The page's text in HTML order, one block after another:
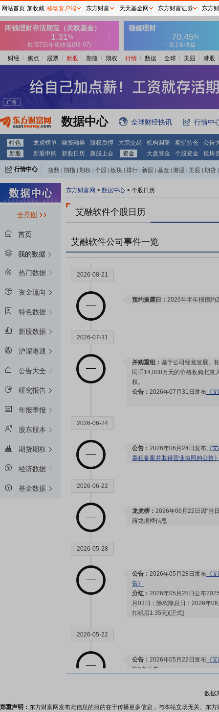
财经 焦点 股票 新股 期指 期权 行情 数据 全球 美股 港股
数据中心 全球财经快讯 行情中
特色 龙虎榜单 融资融券 股权质押 大宗交易 机构调研 期指持仓
公告
新股
新股申购 新股日历 新股上会 资金 大盘资金 个股资金 板块
行情中心 指数 期指 期权 个股 板块 排行 新股 基金 港股 美股 期货
全景图
首页
我的数据
热门数据
资金流向
特色数据
新股数据
沪深港通
公告大全
研究报告
年报季报
股东股本
期货期权
经济数据
基金数据
东方财富网 > 数据中心 > 个股日历
艾融软件个股日历
艾融软件公司事件一览
2026-08-21
预约披露日： 2026年半年报预约
2026-07-31
并购重组： 基于公司经营发展、
民币14,000万元的价格收购北京
权。
公告： 2026年07月31日发布 《
2026-06-24
公告： 2026年06月24日发布 《
章程备案并取得营业执照的公告
2026-06-22
龙虎榜： 2026年06月22日因“当
露龙虎榜信息
2026-05-28
公告： 2026年05月28日发布 《
告》
分红： 2026年05月28日公布
月03日；除权除息日：2026年
扣税后1.35元)[正式]
2026-05-22
公告： 2026年05月22日发布 《
等2条公告
数据
郑重声明： 东方财富网发布此信息的目的在于传播更多信息，与本站立场无关。东
网站首页 加收藏 移动客户端 东方财富 天天基金网 东方财富证券 东方